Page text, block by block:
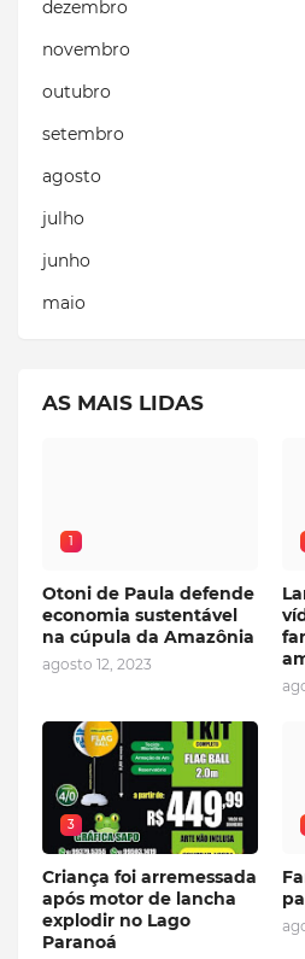
dezembro
novembro
outubro
setembro
agosto
julho
junho
maio
AS MAIS LIDAS
1
Otoni de Paula defende
economia sustentável
na cúpula da Amazônia
agosto 12, 2023
3
Criança foi arremessada
após motor de lancha
explodir no Lago
Paranoá